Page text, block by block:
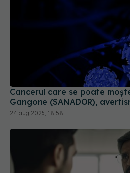
Cancerul care se poate
Gangone (SANADOR),
24 aug 2025, 18:58